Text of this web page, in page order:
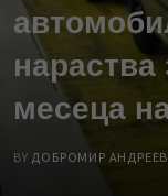
месеца
BY ДОБРОМИР АНДРЕЕВ